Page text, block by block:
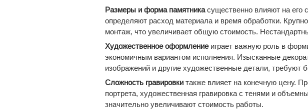
Размеры и форма памятникасущественно влияют на его
определяют расход материала и время обработки.
монтаж, что увеличивает общую стоимость.
Художественное оформлениеиграет важную роль в
экономичным вариантом исполнения. Изысканные
изображений и другие художественные детали, требуют
Сложность гравировки также влияет на конечную цену.
портрета, художественная гравировка с тенями и
значительно увеличивают стоимость работы.